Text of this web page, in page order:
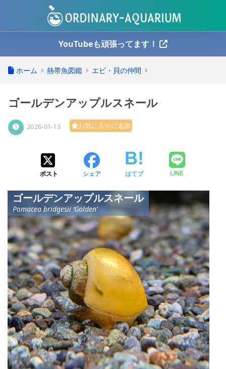
YouTubeも頑張ってます！
ホーム 熱帯魚図鑑 エビ・貝の仲間
ゴールデンアップルスネール
2026-01-13 お気に入りに追加
ポスト シェア はてブ LINE
ゴールデンアップルスネール
Pomacea bridgesii ‘Golden’